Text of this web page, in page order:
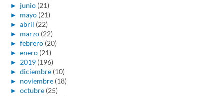
► junio (21)
► mayo (21)
► abril (22)
► marzo (22)
► febrero (20)
► enero (21)
► 2019 (196)
► diciembre (10)
► noviembre (18)
► octubre (25)